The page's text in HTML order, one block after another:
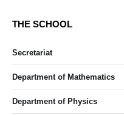
THE SCHOOL
Secretariat
Department of Mathematics
Department of Physics